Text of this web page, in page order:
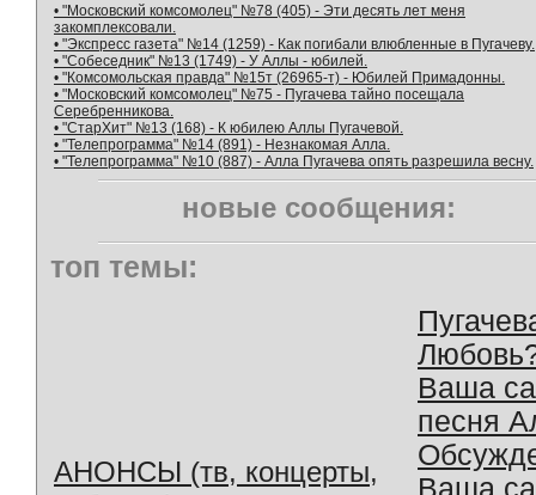
• "Московский комсомолец" №78 (405) - Эти десять лет меня
закомплексовали.
• "Экспресс газета" №14 (1259) - Как погибали влюбленные в Пугачеву.
• "Собеседник" №13 (1749) - У Аллы - юбилей.
• "Комсомольская правда" №15т (26965-т) - Юбилей Примадонны.
• "Московский комсомолец" №75 - Пугачева тайно посещала
Серебренникова.
• "СтарХит" №13 (168) - К юбилею Аллы Пугачевой.
• "Телепрограмма" №14 (891) - Незнакомая Алла.
• "Телепрограмма" №10 (887) - Алла Пугачева опять разрешила весну.
новые сообщения:
топ темы:
АНОНСЫ (тв, концерты,
Ваша
песня
Ваша